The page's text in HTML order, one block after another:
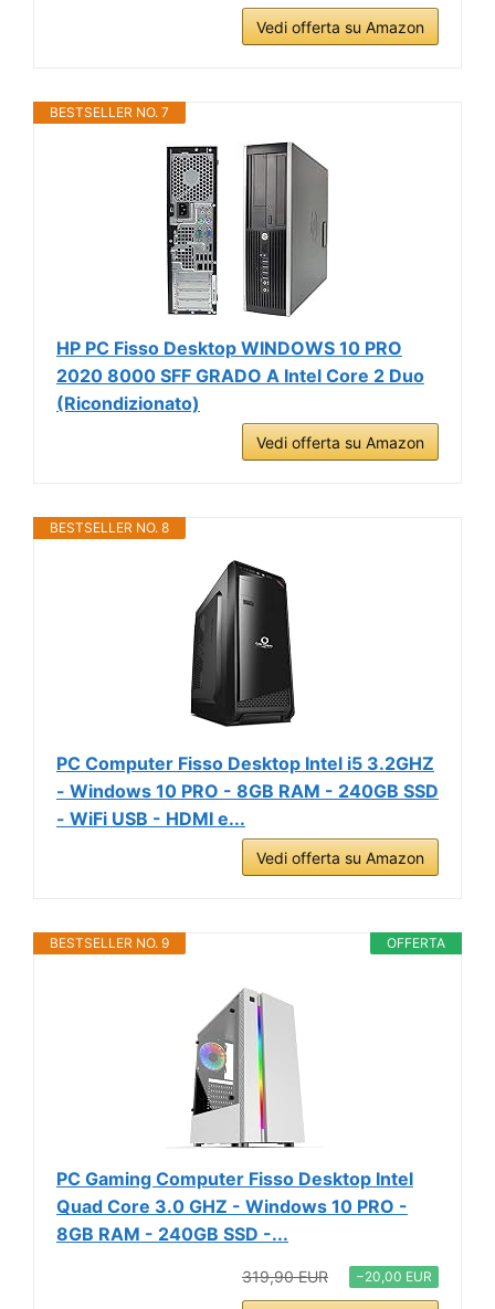
Vedi offerta su Amazon
BESTSELLER NO. 7
HP PC Fisso Desktop WINDOWS 10 PRO
2020 8000 SFF GRADO A Intel Core 2 Duo
(Ricondizionato)
Vedi offerta su Amazon
BESTSELLER NO. 8
PC Computer Fisso Desktop Intel i5 3.2GHZ
- Windows 10 PRO - 8GB RAM - 240GB SSD
- WiFi USB - HDMI e...
Vedi offerta su Amazon
OFFERTA
BESTSELLER NO. 9
PC Gaming Computer Fisso Desktop Intel
Quad Core 3.0 GHZ - Windows 10 PRO -
8GB RAM - 240GB SSD -...
319,90 EUR −20,00 EUR